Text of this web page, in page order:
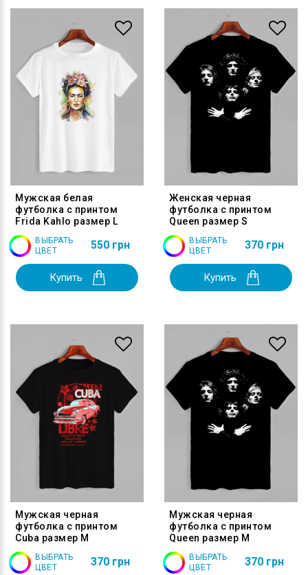
Мужская белая
футболка с принтом
Frida Kahlo размер L
ВЫБРАТЬ
ЦВЕТ
550 грн
Купить
Женская черная
футболка с принтом
Queen размер S
ВЫБРАТЬ
ЦВЕТ
370 грн
Купить
Мужская черная
футболка с принтом
Cuba размер M
ВЫБРАТЬ
ЦВЕТ
370 грн
Мужская черная
футболка с принтом
Queen размер M
ВЫБРАТЬ
ЦВЕТ
370 грн